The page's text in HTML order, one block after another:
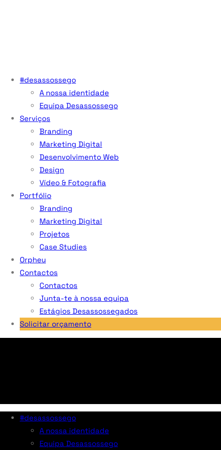
#desassossego
A nossa identidade
Equipa Desassossego
Serviços
Branding
Marketing Digital
Desenvolvimento Web
Design
Vídeo & Fotografia
Portfólio
Branding
Marketing Digital
Projetos
Case Studies
Orpheu
Contactos
Contactos
Junta-te à nossa equipa
Estágios Desassossegados
Solicitar orçamento
#desassossego
A nossa identidade
Equipa Desassossego